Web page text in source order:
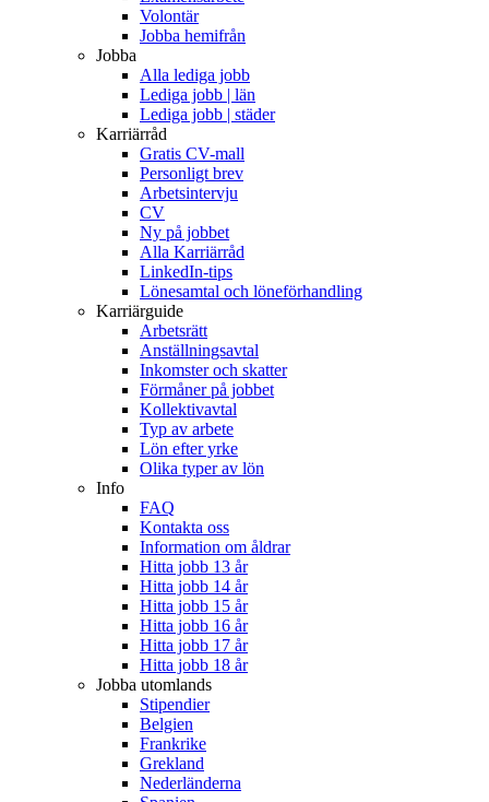
Volontär
Jobba hemifrån
Jobba
Alla lediga jobb
Lediga jobb | län
Lediga jobb | städer
Karriärråd
Gratis CV-mall
Personligt brev
Arbetsintervju
CV
Ny på jobbet
Alla Karriärråd
LinkedIn-tips
Lönesamtal och löneförhandling
Karriärguide
Arbetsrätt
Anställningsavtal
Inkomster och skatter
Förmåner på jobbet
Kollektivavtal
Typ av arbete
Lön efter yrke
Olika typer av lön
Info
FAQ
Kontakta oss
Information om åldrar
Hitta jobb 13 år
Hitta jobb 14 år
Hitta jobb 15 år
Hitta jobb 16 år
Hitta jobb 17 år
Hitta jobb 18 år
Jobba utomlands
Stipendier
Belgien
Frankrike
Grekland
Nederländerna